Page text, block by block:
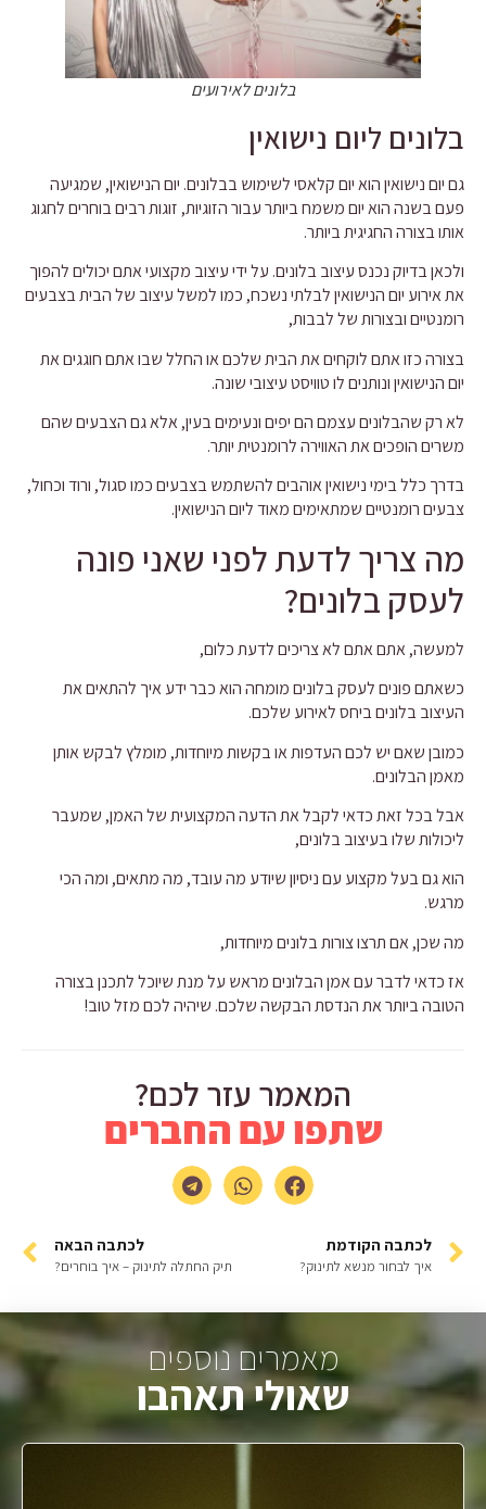
בלונים לאירועים
בלונים ליום נישואין
גם יום נישואין הוא יום קלאסי לשימוש בבלונים. יום הנישואין, שמגיעה
פעם בשנה הוא יום משמח ביותר עבור הזוגיות, זוגות רבים בוחרים לחגוג
אותו בצורה החגיגית ביותר.
ולכאן בדיוק נכנס עיצוב בלונים. על ידי עיצוב מקצועי אתם יכולים להפוך
את אירוע יום הנישואין לבלתי נשכח, כמו למשל עיצוב של הבית בצבעים
רומנטיים ובצורות של לבבות,
בצורה כזו אתם לוקחים את הבית שלכם או החלל שבו אתם חוגגים את
יום הנישואין ונותנים לו טוויסט עיצובי שונה.
לא רק שהבלונים עצמם הם יפים ונעימים בעין, אלא גם הצבעים שהם
משרים הופכים את האווירה לרומנטית יותר.
בדרך כלל בימי נישואין אוהבים להשתמש בצבעים כמו סגול, ורוד וכחול,
צבעים רומנטיים שמתאימים מאוד ליום הנישואין.
מה צריך לדעת לפני שאני פונה
לעסק בלונים?
למעשה, אתם אתם לא צריכים לדעת כלום,
כשאתם פונים לעסק בלונים מומחה הוא כבר ידע איך להתאים את
העיצוב בלונים ביחס לאירוע שלכם.
כמובן שאם יש לכם העדפות או בקשות מיוחדות, מומלץ לבקש אותן
מאמן הבלונים.
אבל בכל זאת כדאי לקבל את הדעה המקצועית של האמן, שמעבר
ליכולות שלו בעיצוב בלונים,
הוא גם בעל מקצוע עם ניסיון שיודע מה עובד, מה מתאים, ומה הכי
מרגש.
מה שכן, אם תרצו צורות בלונים מיוחדות,
אז כדאי לדבר עם אמן הבלונים מראש על מנת שיוכל לתכנן בצורה
הטובה ביותר את הנדסת הבקשה שלכם. שיהיה לכם מזל טוב!
המאמר עזר לכם?
שתפו עם החברים
לכתבה הקודמת
איך לבחור מנשא לתינוק?
לכתבה הבאה
תיק החתלה לתינוק – איך בוחרים?
מאמרים נוספים
שאולי תאהבו